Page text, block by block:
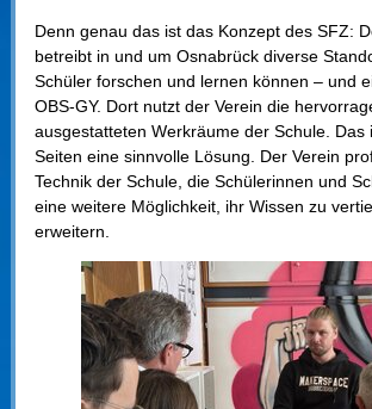
Denn genau das ist das Konzept des SFZ:
betreibt in und um Osnabrück diverse
Schüler forschen und lernen können – und
OBS-GY. Dort nutzt der Verein die
ausgestatteten Werkräume der Schule. Das
Seiten eine sinnvolle Lösung. Der Verein
Technik der Schule, die Schülerinnen und
eine weitere Möglichkeit, ihr Wissen zu
erweitern.